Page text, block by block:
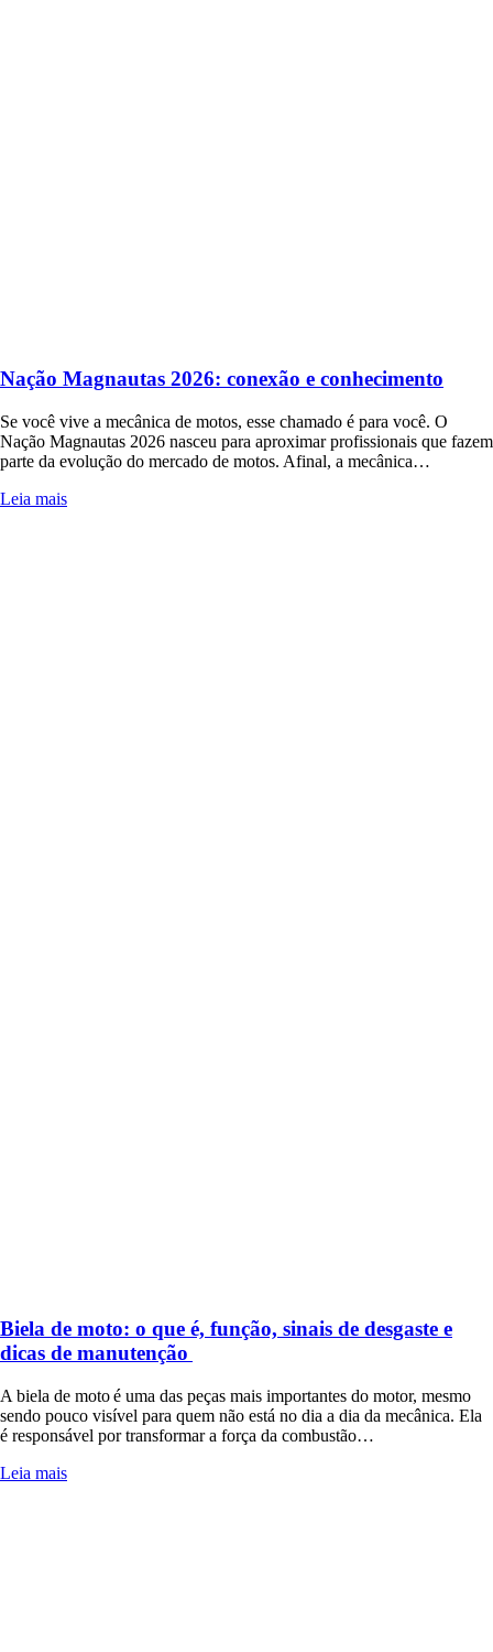
Nação Magnautas 2026: conexão e conhecimento
Se você vive a mecânica de motos, esse chamado é para você. O
Nação Magnautas 2026 nasceu para aproximar profissionais que fazem
parte da evolução do mercado de motos. Afinal, a mecânica…
Leia mais
Biela de moto: o que é, função, sinais de desgaste e
dicas de manutenção
A biela de moto é uma das peças mais importantes do motor, mesmo
sendo pouco visível para quem não está no dia a dia da mecânica. Ela
é responsável por transformar a força da combustão…
Leia mais